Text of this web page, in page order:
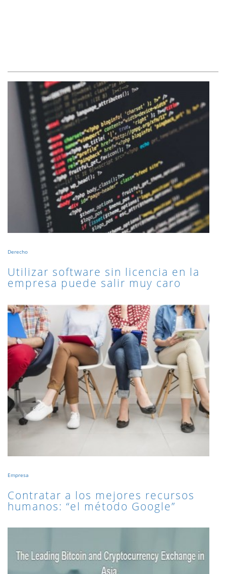
Derecho
Utilizar software sin licencia en la
empresa puede salir muy caro
Empresa
Contratar a los mejores recursos
humanos: “el método Google”